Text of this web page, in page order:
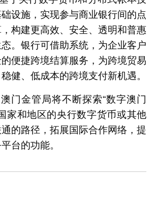
设施，实现参与商业银行间的点
构建更高效、安全、透明和普惠
。银行可借助系统，为企业客户
便捷跨境结算服务，为跨境贸易
健、低成本的跨境支付新机遇。
门金管局将不断探索“数字澳门
家和地区的央行数字货币或其他
的路径，拓展国际合作网络，提
台的功能。